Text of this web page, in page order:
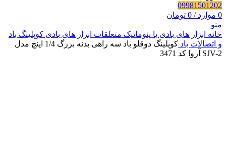
09981501202
0 موارد /
0 تومان
منو
خانه ابزار های بادی یا پنوماتیک متعلقات ابزار های بادی کوپلینگ باد
و اتصالات باد
کوپلینگ دوقلو باد سه راهی بدنه بزرگ 1/4 اینچ مدل
SJV-2 آروا کد 3471